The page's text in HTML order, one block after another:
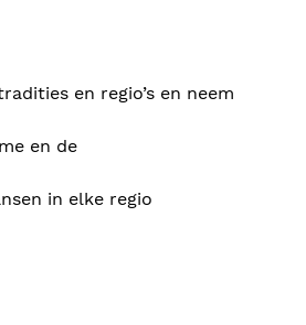
en regio’s en neem
en de
in elke regio